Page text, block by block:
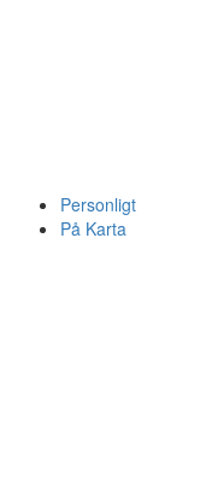
Personligt
På Karta